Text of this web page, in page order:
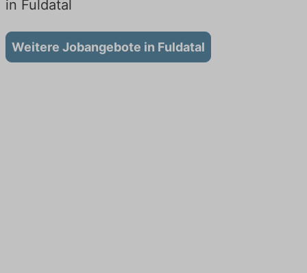
in Fuldatal
Weitere Jobangebote in Fuldatal